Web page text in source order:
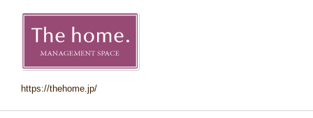
https://thehome.jp/